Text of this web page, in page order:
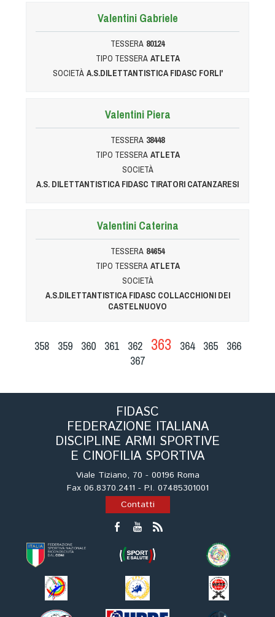
Valentini Gabriele
TESSERA 80124
TIPO TESSERA ATLETA
SOCIETÀ A.S.DILETTANTISTICA FIDASC FORLI'
Valentini Piera
TESSERA 38448
TIPO TESSERA ATLETA
SOCIETÀ
A.S. DILETTANTISTICA FIDASC TIRATORI CATANZARESI
Valentini Caterina
TESSERA 84654
TIPO TESSERA ATLETA
SOCIETÀ
A.S.DILETTANTISTICA FIDASC COLLACCHIONI DEI
CASTELNUOVO
358 359 360 361 362 363 364 365
366
367
FIDASC
FEDERAZIONE ITALIANA
DISCIPLINE ARMI SPORTIVE
E CINOFILIA SPORTIVA
Viale Tiziano, 70 - 00196 Roma
Fax 06.8370.2411 - P.I. 07485301001
Contatti